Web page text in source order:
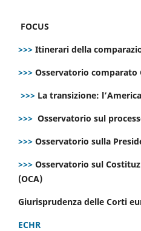
FOCUS
>>> Itinerari della
>>> Osservatorio comparato
>>> La transizione:
>>> Osservatorio sul
>>> Osservatorio sulla
>>> Osservatorio sul
(OCA)
Giurisprudenza delle Corti
ECHR